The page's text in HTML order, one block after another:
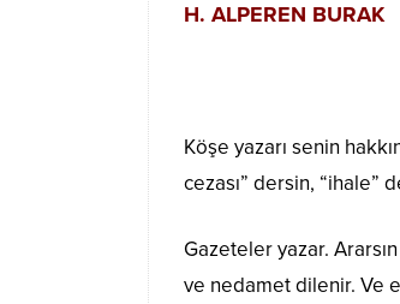
H. ALPEREN BURAK
Köşe yazarı senin
cezası” dersin, “ihale”
Gazeteler yazar.
ve nedamet dilenir. Ve